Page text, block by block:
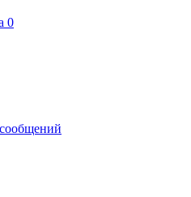
0